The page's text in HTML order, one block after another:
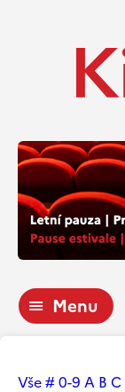
Menu
Vše# 0-9 A B C